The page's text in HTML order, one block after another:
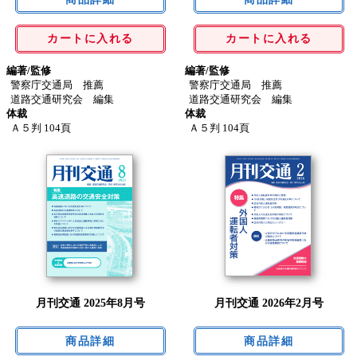
カートに入れる
編著/監修
警察庁交通局 推薦
道路交通研究会 編集
体裁
Ａ５判 104頁
カートに入れる
編著/監修
警察庁交通局 推薦
道路交通研究会 編集
体裁
Ａ５判 104頁
月刊交通 2025年8月号 月刊交通 2026年2月号